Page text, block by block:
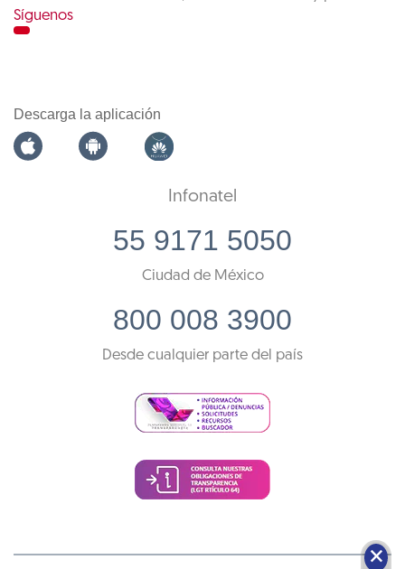
Síguenos
Descarga la aplicación
Infonatel
55 9171 5050
Ciudad de México
800 008 3900
Desde cualquier parte del país
🗙